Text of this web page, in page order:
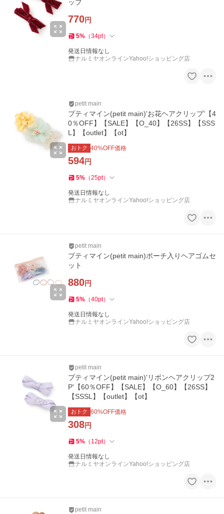
ップ
770円
5% （34pt）
発送日情報なし
ナルミヤオンラインYahoo!ショッピング店
petit main
プティマイン(petit main)'お花ヘアクリップ'【4
0％OFF】【SALE】【O_40】【26SS】【SSS
L】【outlet】【ot】
おトク 40%OFF価格
594円
5% （25pt）
発送日情報なし
ナルミヤオンラインYahoo!ショッピング店
petit main
プティマイン(petit main)ポーチ入りヘアゴムセ
ット
880円
5% （40pt）
発送日情報なし
ナルミヤオンラインYahoo!ショッピング店
petit main
プティマイン(petit main)'リボンヘアクリップ2
P'【60％OFF】【SALE】【O_60】【26SS】
【SSSL】【outlet】【ot】
おトク 60%OFF価格
308円
5% （ 12pt）
発送日情報なし
ナルミヤオンラインYahoo!ショッピング店
petit main